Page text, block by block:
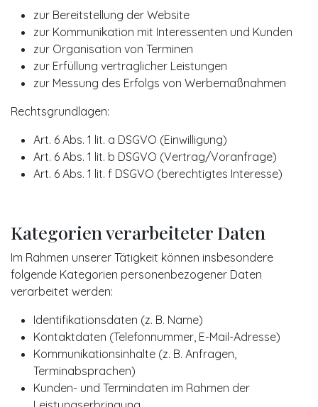
zur Bereitstellung der Website
zur Kommunikation mit Interessenten und Kunden
zur Organisation von Terminen
zur Erfüllung vertraglicher Leistungen
zur Messung des Erfolgs von Werbemaßnahmen
Rechtsgrundlagen:
Art. 6 Abs. 1 lit. a DSGVO (Einwilligung)
Art. 6 Abs. 1 lit. b DSGVO (Vertrag/Voranfrage)
Art. 6 Abs. 1 lit. f DSGVO (berechtigtes Interesse)
Kategorien verarbeiteter Daten
Im Rahmen unserer Tätigkeit können insbesondere
folgende Kategorien personenbezogener Daten
verarbeitet werden:
Identifikationsdaten (z. B. Name)
Kontaktdaten (Telefonnummer, E-Mail-Adresse)
Kommunikationsinhalte (z. B. Anfragen,
Terminabsprachen)
Kunden- und Termindaten im Rahmen der